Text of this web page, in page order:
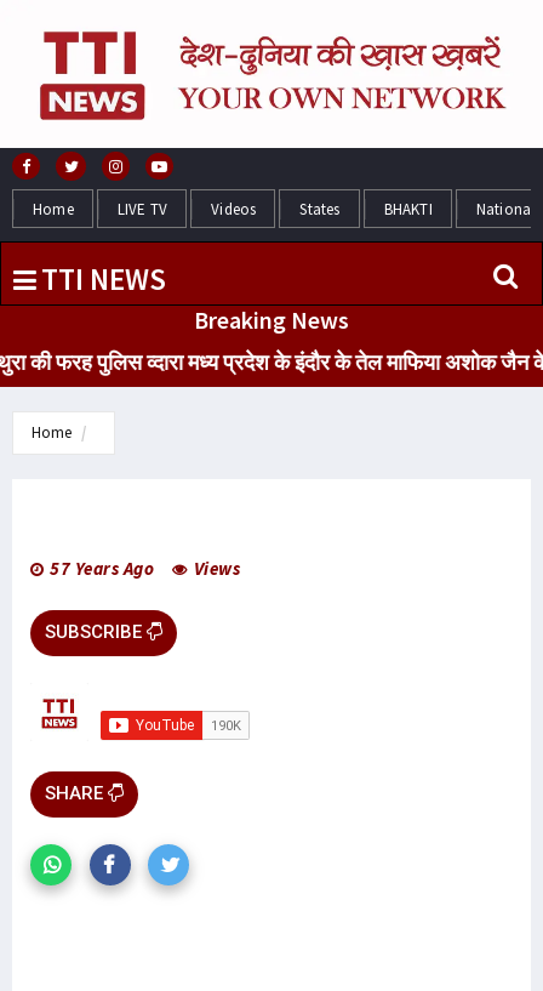
Home LIVE TV Videos States BHAKTI National
TTI NEWS
Breaking News
फरह पुलिस व्दारा मध्य प्रदेश के इंदौर के तेल माफिया अशोक जैन के
Home
57 Years Ago Views
SUBSCRIBE
SHARE